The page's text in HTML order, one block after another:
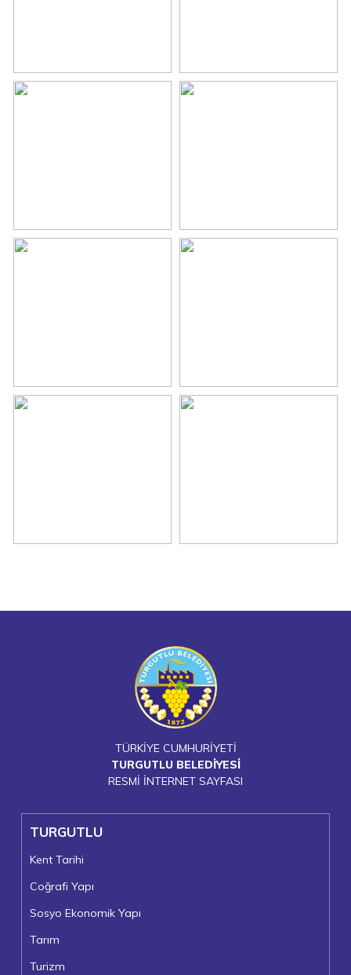
TÜRKİYE CUMHURİYETİ
TURGUTLU BELEDİYESİ
RESMİ İNTERNET SAYFASI
TURGUTLU
Kent Tarihi
Coğrafi Yapı
Sosyo Ekonomik Yapı
Tarım
Turizm